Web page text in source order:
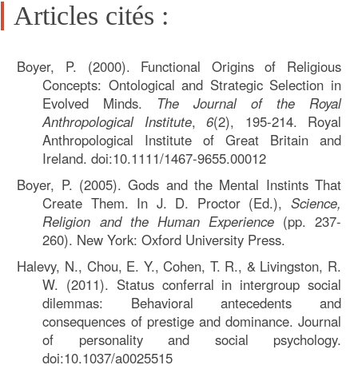
Articles cités :
Boyer, P. (2000). Functional Origins of Religious
Concepts: Ontological and Strategic Selection in
Evolved Minds. The Journal of the Royal
Anthropological Institute,6(2), 195-214. Royal
Anthropological Institute of Great Britain and
Ireland. doi:10.1111/1467-9655.00012
Boyer, P. (2005). Gods and the Mental Instints That
Create Them. In J. D. Proctor (Ed.), Science,
Religion and the Human Experience(pp. 237-
260). New York: Oxford University Press.
Halevy, N., Chou, E. Y., Cohen, T. R., & Livingston, R.
W. (2011). Status conferral in intergroup social
dilemmas: Behavioral antecedents and
consequences of prestige and dominance. Journal
of personality and social psychology.
doi:10.1037/a0025515